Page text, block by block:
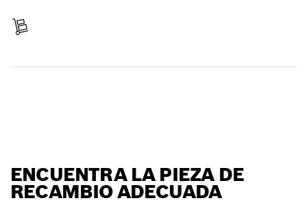
ENCUENTRA LA PIEZA DE
RECAMBIO ADECUADA